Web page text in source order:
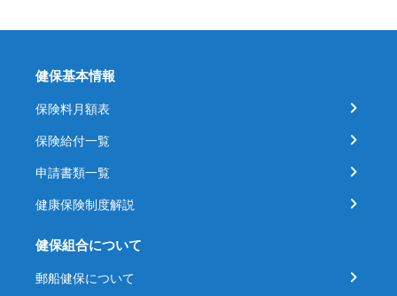
健保基本情報
保険料月額表
保険給付一覧
申請書類一覧
健康保険制度解説
健保組合について
郵船健保について